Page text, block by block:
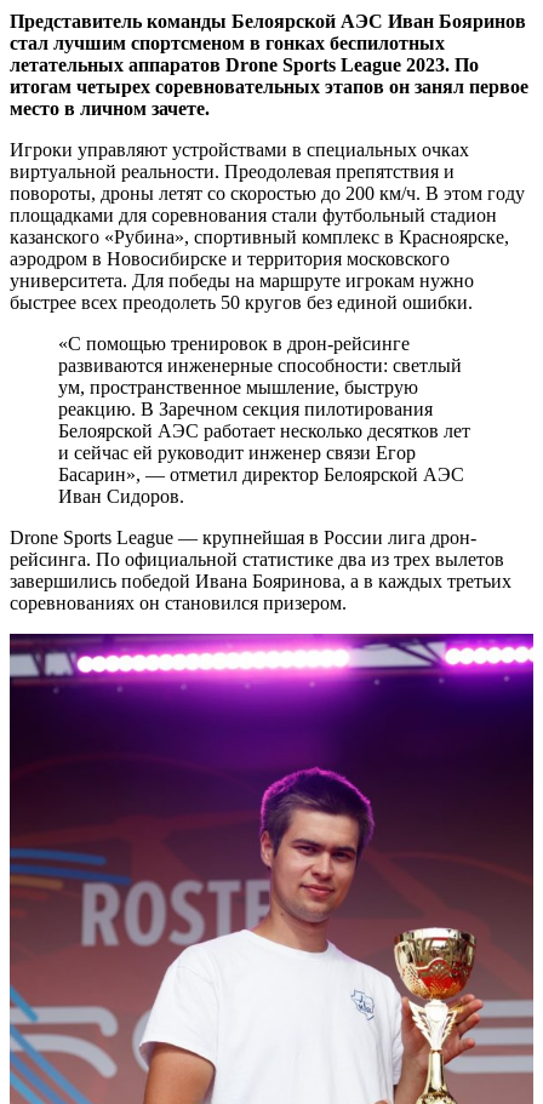
Представитель команды Белоярской АЭС Иван Бояринов
стал лучшим спортсменом в гонках беспилотных
летательных аппаратов Drone Sports League 2023. По
итогам четырех соревновательных этапов он занял первое
место в личном зачете.
Игроки управляют устройствами в специальных очках
виртуальной реальности. Преодолевая препятствия и
повороты, дроны летят со скоростью до 200 км/ч. В этом году
площадками для соревнования стали футбольный стадион
казанского «Рубина», спортивный комплекс в Красноярске,
аэродром в Новосибирске и территория московского
университета. Для победы на маршруте игрокам нужно
быстрее всех преодолеть 50 кругов без единой ошибки.
«С помощью тренировок в дрон-рейсинге
развиваются инженерные способности: светлый
ум, пространственное мышление, быструю
реакцию. В Заречном секция пилотирования
Белоярской АЭС работает несколько десятков лет
и сейчас ей руководит инженер связи Егор
Басарин», — отметил директор Белоярской АЭС
Иван Сидоров.
Drone Sports League — крупнейшая в России лига дрон-
рейсинга. По официальной статистике два из трех вылетов
завершились победой Ивана Бояринова, а в каждых третьих
соревнованиях он становился призером.